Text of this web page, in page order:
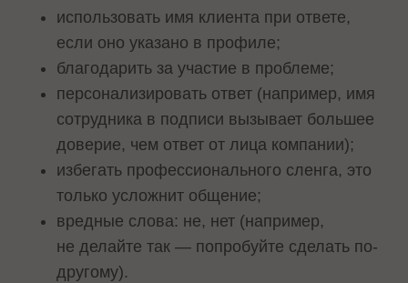
использовать имя клиента при ответе,
если оно указано в профиле;
благодарить за участие в проблеме;
персонализировать ответ (например, имя
сотрудника в подписи вызывает большее
доверие, чем ответ от лица компании);
избегать профессионального сленга, это
только усложнит общение;
вредные слова: не, нет (например,
не делайте так — попробуйте сделать по-
другому).